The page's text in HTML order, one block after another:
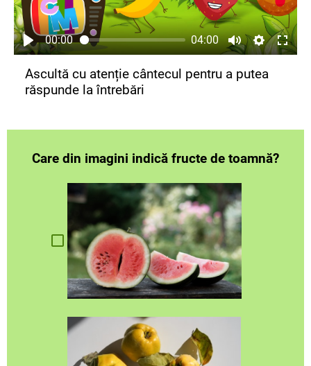
00:00 04:00
Ascultă cu atenție cântecul pentru a putea
răspunde la întrebări
Care din imagini indică fructe de toamnă?